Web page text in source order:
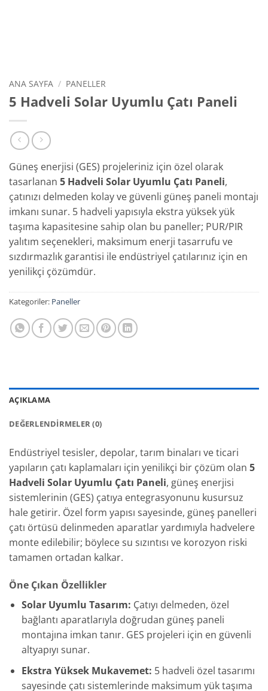
ANA SAYFA / PANELLER
5 Hadveli Solar Uyumlu Çatı Paneli
Güneş enerjisi (GES) projeleriniz için özel olarak
tasarlanan 5 Hadveli Solar Uyumlu Çatı Paneli,
çatınızı delmeden kolay ve güvenli güneş paneli montajı
imkanı sunar. 5 hadveli yapısıyla ekstra yüksek yük
taşıma kapasitesine sahip olan bu paneller; PUR/PIR
yalıtım seçenekleri, maksimum enerji tasarrufu ve
sızdırmazlık garantisi ile endüstriyel çatılarınız için en
yenilikçi çözümdür.
Kategoriler: Paneller
AÇIKLAMA
DEĞERLENDIRMELER (0)
Endüstriyel tesisler, depolar, tarım binaları ve ticari
yapıların çatı kaplamaları için yenilikçi bir çözüm olan 5
Hadveli Solar Uyumlu Çatı Paneli, güneş enerjisi
sistemlerinin (GES) çatıya entegrasyonunu kusursuz
hale getirir. Özel form yapısı sayesinde, güneş panelleri
çatı örtüsü delinmeden aparatlar yardımıyla hadvelere
monte edilebilir; böylece su sızıntısı ve korozyon riski
tamamen ortadan kalkar.
Öne Çıkan Özellikler
Solar Uyumlu Tasarım: Çatıyı delmeden, özel
bağlantı aparatlarıyla doğrudan güneş paneli
montajına imkan tanır. GES projeleri için en güvenli
altyapıyı sunar.
Ekstra Yüksek Mukavemet: 5 hadveli özel tasarımı
sayesinde çatı sistemlerinde maksimum yük taşıma